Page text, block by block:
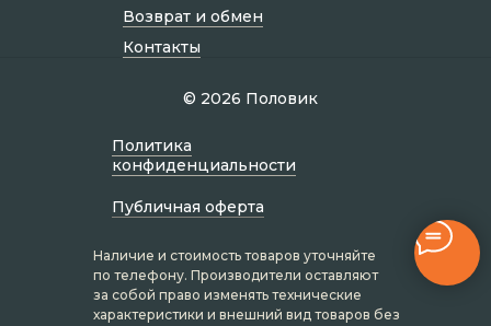
Возврат и обмен
Контакты
© 2026 Половик
Наличие и стоимость товаров уточняйте
по телефону. Производители оставляют
за собой право изменять технические
характеристики и внешний вид товаров без
Политик а
конфиденциальности
Публичная оферта